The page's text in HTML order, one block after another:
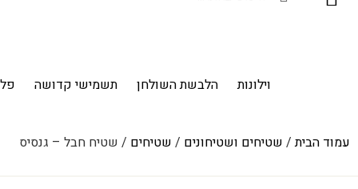
וילונות הלבשת השולחן תשמישי קדושה
עמוד הבית/ שטיחים ושטיחונים / שטיחים / שטיח חבל – גנסיס